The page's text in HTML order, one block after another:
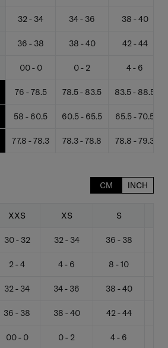
32 - 34 34 - 36 38 - 40
36 - 38 38 - 40 42 - 44
00 - 0 0 - 2 4 - 6
76 - 78.5 78.5 - 83.5 83.5 - 88.5
58 - 60.5 60.5 - 65.5 65.5 - 70.5
77.8 - 78.3 78.3 - 78.8 78.8 - 79.3
CM INCH
XXS XS S
30 - 32 32 - 34 36 - 38
2 - 4 4 - 6 8 - 10
32 - 34 34 - 36 38 - 40
36 - 38 38 - 40 42 - 44
00 - 0 0 - 2 4 - 6